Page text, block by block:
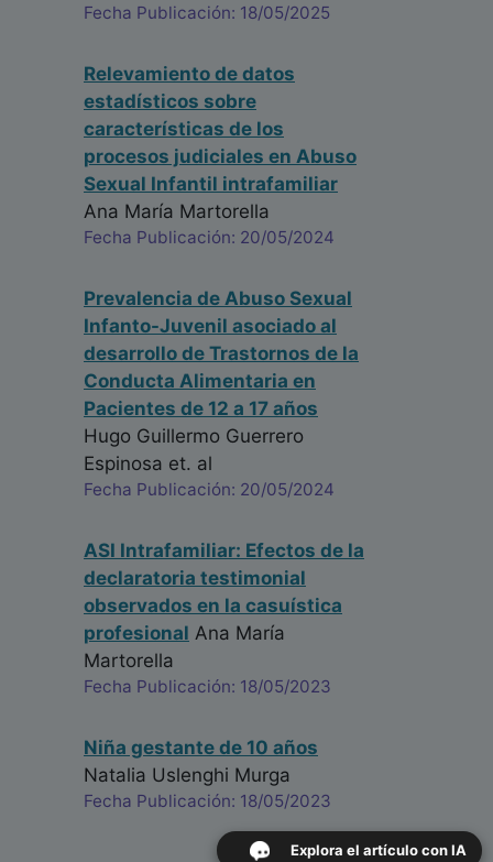
Fecha Publicación: 18/05/2025
Relevamiento de datos
estadísticos sobre
características de los
procesos judiciales en Abuso
Sexual Infantil intrafamiliar
Ana María Martorella
Fecha Publicación: 20/05/2024
Prevalencia de Abuso Sexual
Infanto-Juvenil asociado al
desarrollo de Trastornos de la
Conducta Alimentaria en
Pacientes de 12 a 17 años
Hugo Guillermo Guerrero
Espinosa et. al
Fecha Publicación: 20/05/2024
ASI Intrafamiliar: Efectos de la
declaratoria testimonial
observados en la casuística
profesional Ana María
Martorella
Fecha Publicación: 18/05/2023
Niña gestante de 10 años
Natalia Uslenghi Murga
Fecha Publicación: 18/05/2023
Explora el artículo con IA